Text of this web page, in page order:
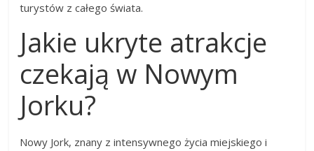
turystów z całego świata.
Jakie ukryte atrakcje
czekają w Nowym
Jorku?
Nowy Jork, znany z intensywnego życia miejskiego i